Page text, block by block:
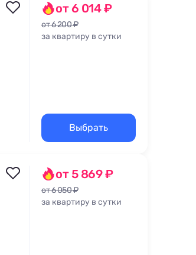
от 6 014 ₽
от 6 200 ₽
за квартиру в сутки
Выбрать
от 5 869 ₽
от 6 050 ₽
за квартиру в сутки